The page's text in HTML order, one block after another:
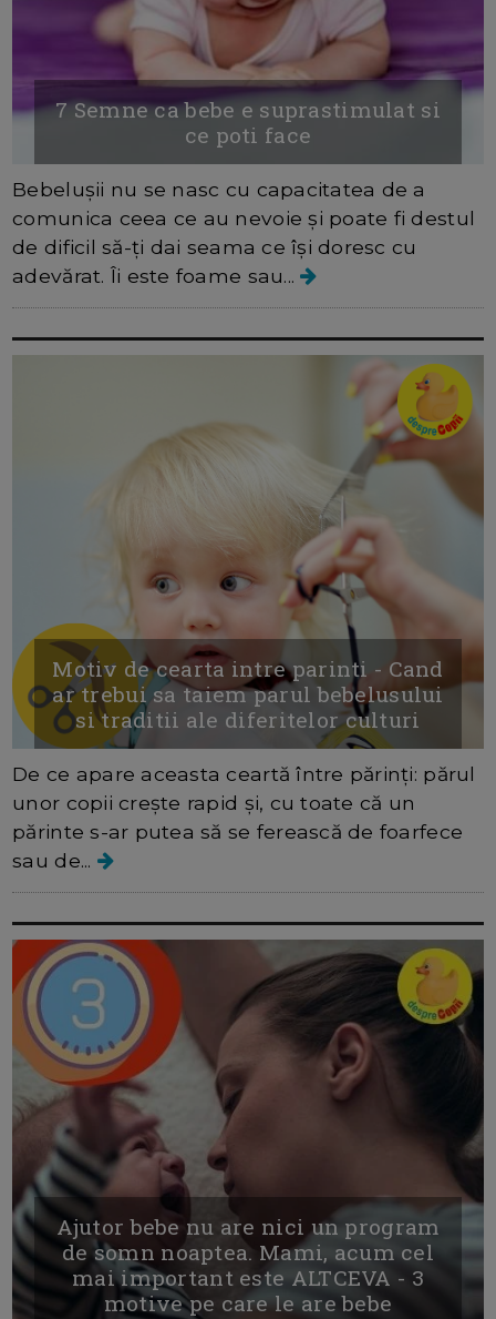
7 Semne ca bebe e suprastimulat si
ce poti face
Bebelușii nu se nasc cu capacitatea de a
comunica ceea ce au nevoie și poate fi destul
de dificil să-ți dai seama ce își doresc cu
adevărat. Îi este foame sau...
Motiv de cearta intre parinti - Cand
ar trebui sa taiem parul bebelusului
si traditii ale diferitelor culturi
De ce apare aceasta ceartă între părinți: părul
unor copii crește rapid și, cu toate că un
părinte s-ar putea să se ferească de foarfece
sau de...
Ajutor bebe nu are nici un program
de somn noaptea. Mami, acum cel
mai important este ALTCEVA - 3
motive pe care le are bebe